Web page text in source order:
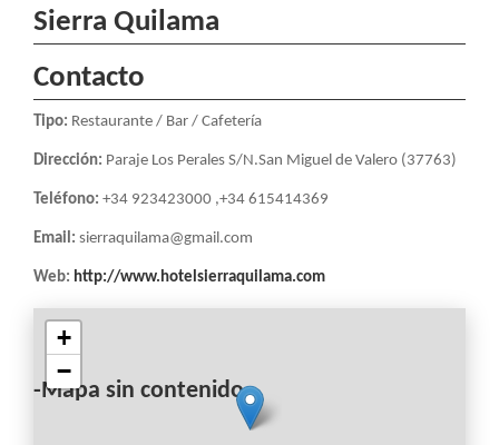
Sierra Quilama
Contacto
Tipo: Restaurante / Bar / Cafetería
Dirección: Paraje Los Perales S/N.San Miguel de Valero (37763)
Teléfono: +34 923423000 ,+34 615414369
Email: sierraquilama@gmail.com
Web: http://www.hotelsierraquilama.com
-Mapa sin contenido-
+
−